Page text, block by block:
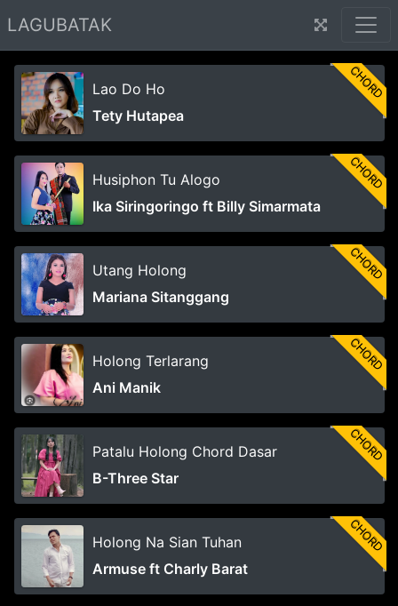
LAGUBATAK
CHORD
Lao Do Ho
Tety Hutapea
CHORD
Husiphon Tu Alogo
Ika Siringoringo ft Billy Simarmata
CHORD
Utang Holong
Mariana Sitanggang
CHORD
Holong Terlarang
Ani Manik
CHORD
Patalu Holong Chord Dasar
B-Three Star
CHORD
Holong Na Sian Tuhan
Armuse ft Charly Barat